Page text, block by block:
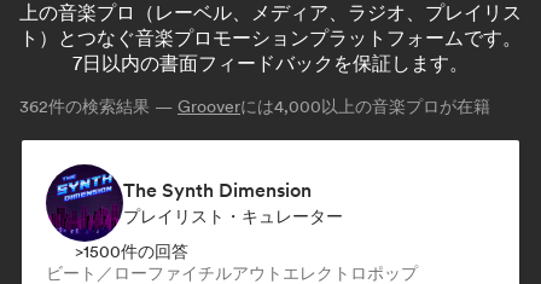
上の音楽プロ（レーベル、メディア、ラジオ、プレイリス
ト）とつなぐ音楽プロモーションプラットフォームです。
7日以内の書面フィードバックを保証します。
362件の検索結果 — Grooverには4,000以上の音楽プロが在籍
The Synth Dimension
プレイリスト・キュレーター
>1500件の回答
ビート／ローファイチルアウト エレクトロポップ